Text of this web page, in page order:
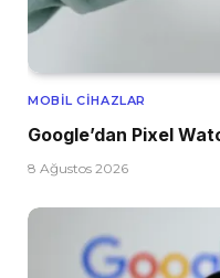
MOBIL CIHAZLAR
Google’dan Pixel
8 Ağustos 2026